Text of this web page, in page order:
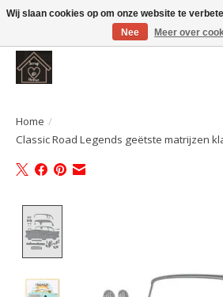
Large selection of products and fast shipping!
Home /
Classic Road Legends geëtste matrijzen
Wij slaan cookies op om onze website te
Nee
Meer over